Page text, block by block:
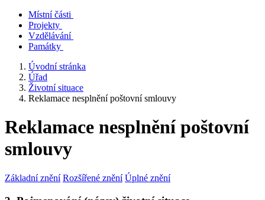
Místní části
Projekty
Vzdělávání
Památky
Úvodní stránka
Úřad
Životní situace
Reklamace nesplnění poštovní smlouvy
Reklamace nesplnění poštovní
smlouvy
Základní znění Rozšířené znění Úplné znění